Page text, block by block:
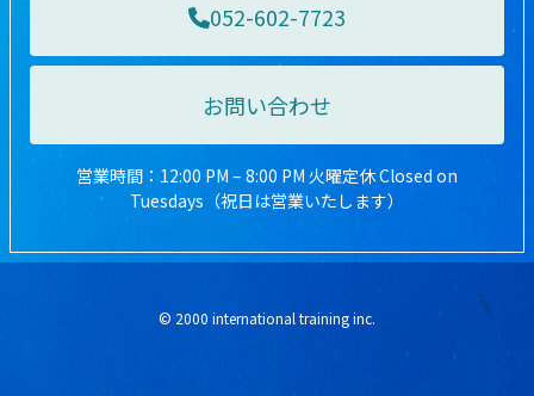
052-602-7723
お問い合わせ
営業時間：12:00 PM – 8:00 PM 火曜定休 Closed on
Tuesdays（祝日は営業いたします）
© 2000 international training inc.